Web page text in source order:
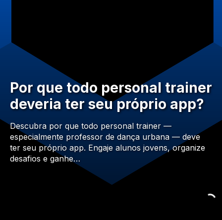
Por que todo personal trainer
deveria ter seu próprio app?
Descubra por que todo personal trainer —
especialmente professor de dança urbana — deve
ter seu próprio app. Engaje alunos jovens, organize
desafios e ganhe…